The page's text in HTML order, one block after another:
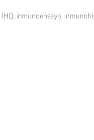
IHQ, inmunoensayo,